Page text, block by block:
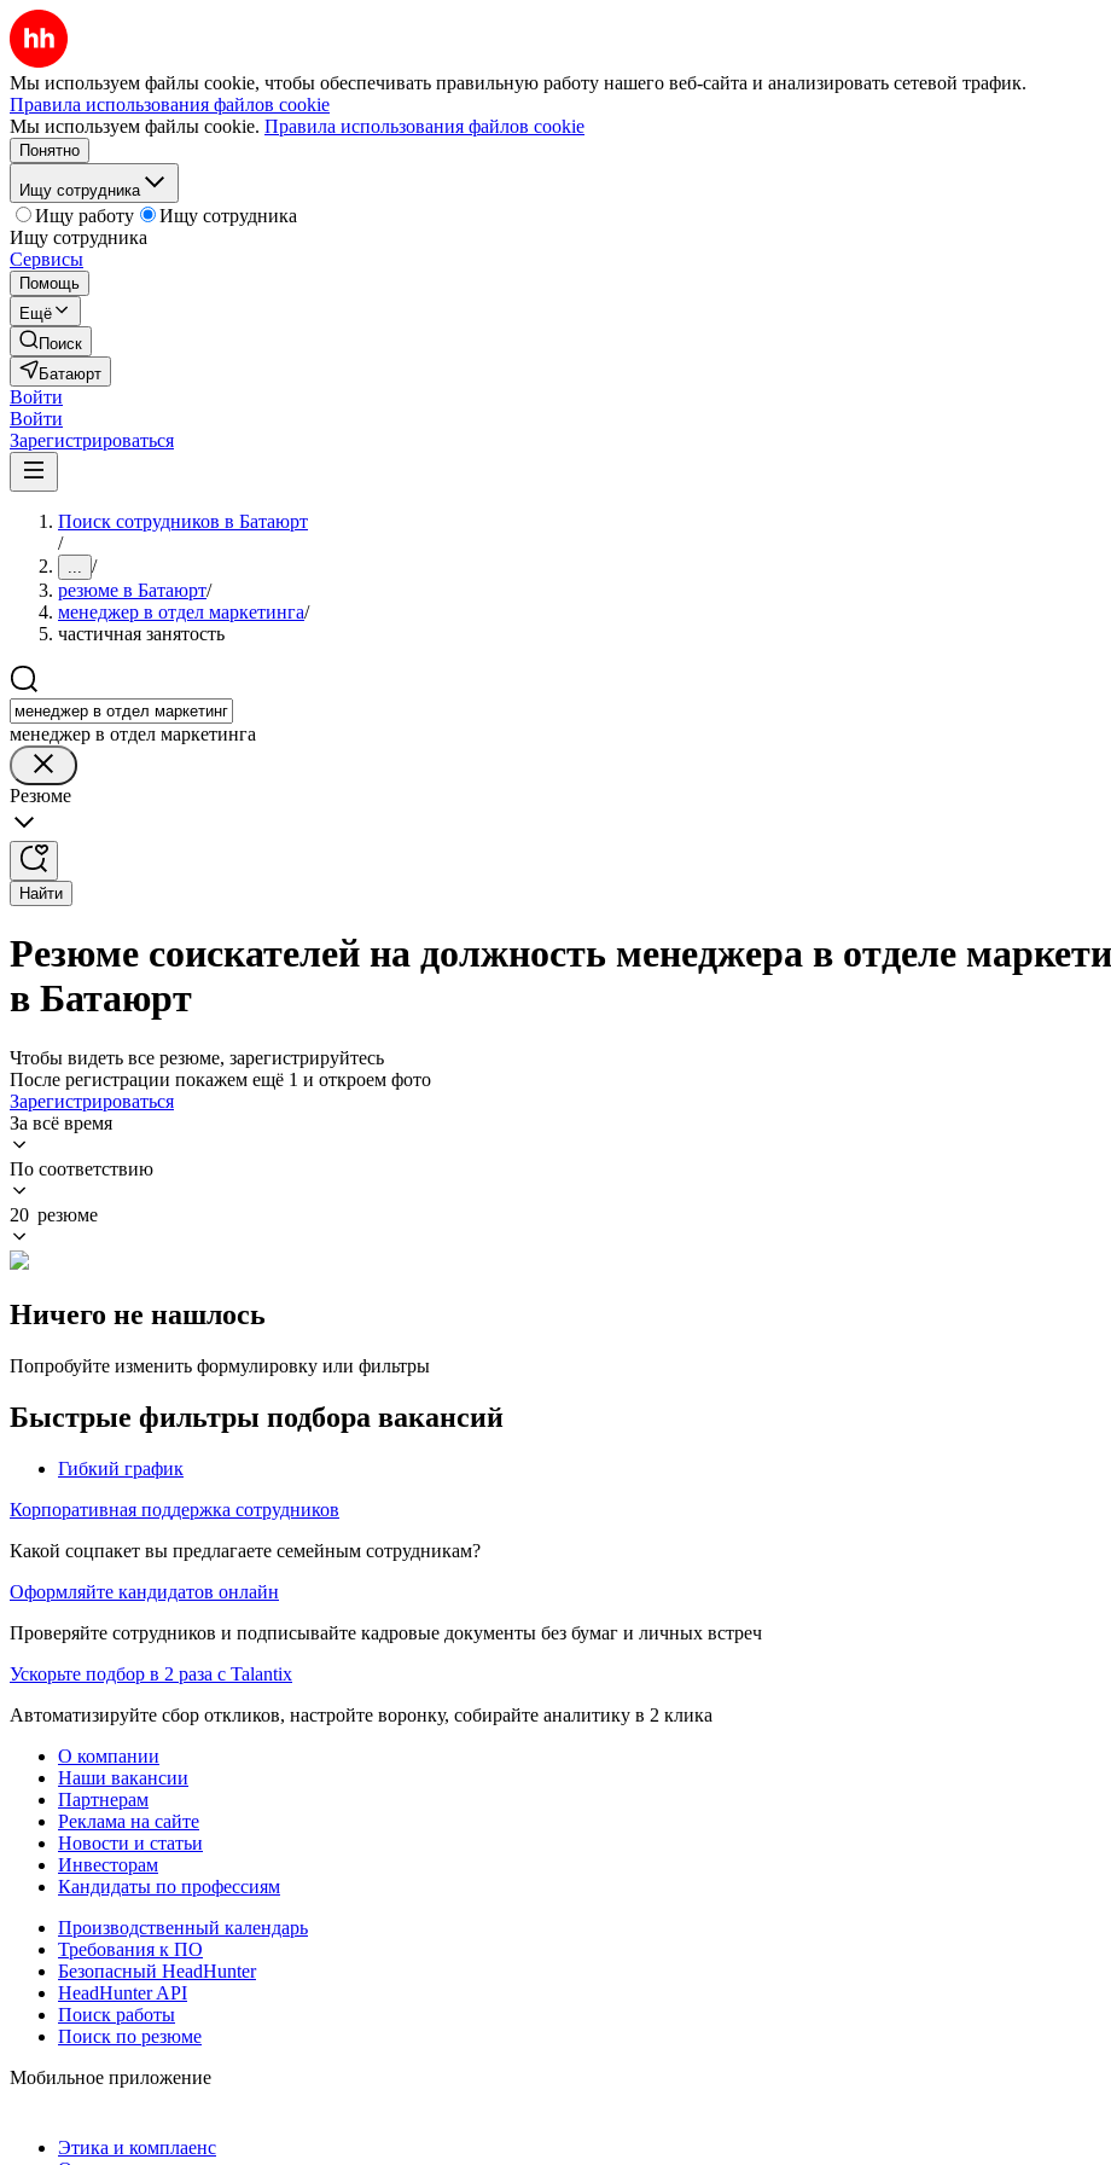
Мы используем файлы cookie, чтобы обеспечивать правильную работу нашего веб-сайта и анализировать сетевой трафик.
Правила использования файлов cookie
Мы используем файлы cookie. Правила использования файлов cookie
Понятно
Ищу сотрудника
Ищу работу
Ищу сотрудника
Ищу сотрудника
Сервисы
Помощь
Ещё
Поиск
Батаюрт
Войти
Войти
Зарегистрироваться
Поиск сотрудников в Батаюрт
/
... /
резюме в Батаюрт/
менеджер в отдел маркетинга/
частичная занятость
менеджер в отдел маркетинга
Резюме
Найти
Резюме соискателей на должность менеджера в отделе
в Батаюрт
Чтобы видеть все резюме, зарегистрируйтесь
После регистрации покажем ещё 1 и откроем фото
Зарегистрироваться
За всё время
По соответствию
20 резюме
Ничего не нашлось
Попробуйте изменить формулировку или фильтры
Быстрые фильтры подбора вакансий
Гибкий график
Корпоративная поддержка сотрудников
Какой соцпакет вы предлагаете семейным сотрудникам?
Оформляйте кандидатов онлайн
Проверяйте сотрудников и подписывайте кадровые документы без бумаг и личных встреч
Ускорьте подбор в 2 раза с Talantix
Автоматизируйте сбор откликов, настройте воронку, собирайте аналитику в 2 клика
О компании
Наши вакансии
Партнерам
Реклама на сайте
Новости и статьи
Инвесторам
Кандидаты по профессиям
Производственный календарь
Требования к ПО
Безопасный HeadHunter
HeadHunter API
Поиск работы
Поиск по резюме
Мобильное приложение
Этика и комплаенс